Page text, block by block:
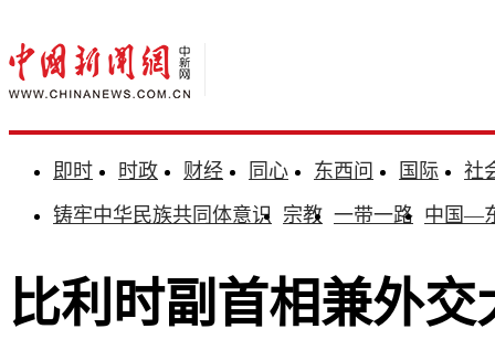
即时 时政 财经 同心 东西问 国际
社
铸牢中华民族共同体意识 宗教 一带一路 中国—
比利时副首相兼外